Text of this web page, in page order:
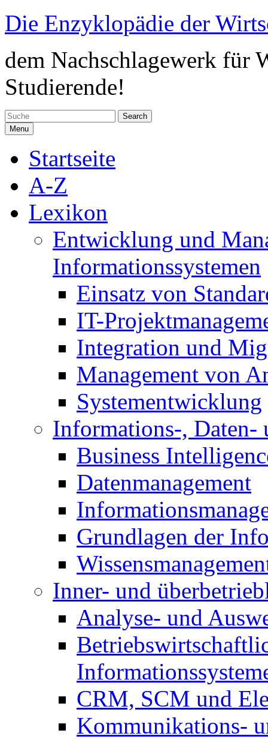
Skip
content
Die Enzyklopädie der
dem Nachschlagewerk für
Studierende!
Search
for:Menu
Startseite
A-Z
Lexikon
Entwicklung und
Informationssystemen
Einsatz von
IT-
Integration und
Management von
Systementwicklung
Informations-, Daten-
Business
Datenmanagement
Grundlagen der
Inner- und
Analyse- und
CRM, SCM und
Kommunikations-